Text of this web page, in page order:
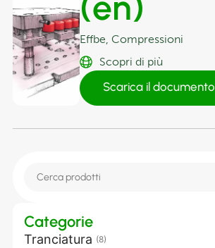
Effbe, Compressioni
Scopri di più
Scarica il documento
Categorie
Tranciatura (8)